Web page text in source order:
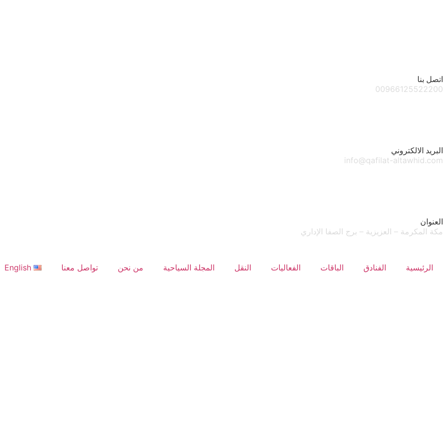
اتصل بنا
00966125522200
البريد الالكتروني
info@qafilat-altawhid.com
العنوان
مكة المكرمة – العزيزية – برج الصفا الإداري
الرئيسية الفنادق الباقات الفعاليات النقل المجلة السياحية من نحن تواصل معنا English